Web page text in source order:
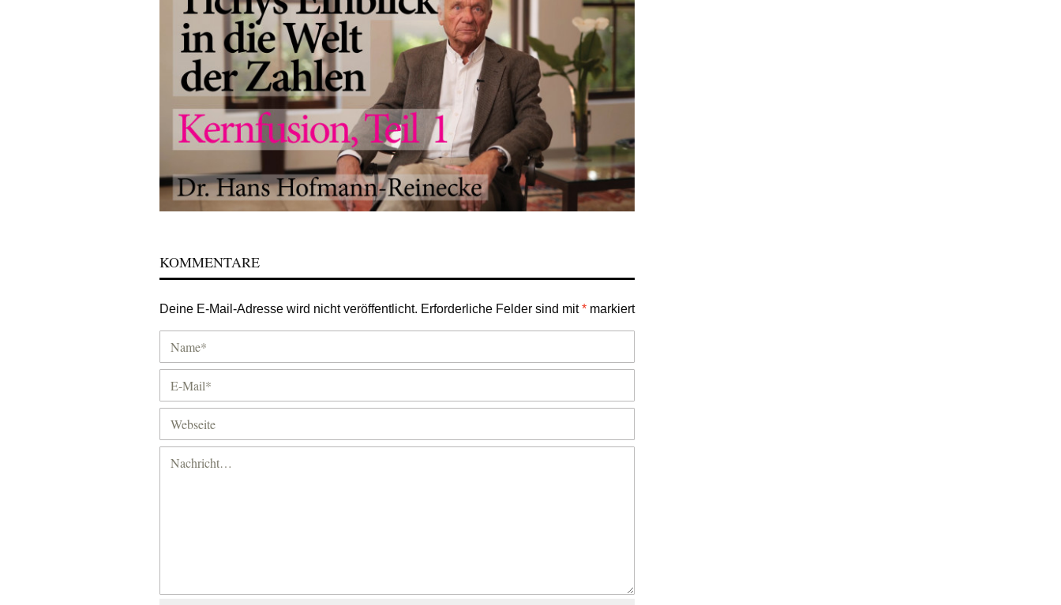
KOMMENTARE
Deine E-Mail-Adresse wird nicht veröffentlicht. Erforderliche Felder sind mit* markiert